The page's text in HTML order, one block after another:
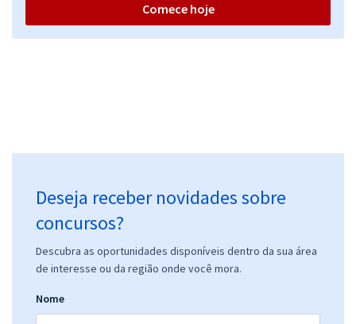
Comece hoje
Deseja receber novidades sobre
concursos?
Descubra as oportunidades disponíveis dentro da sua área
de interesse ou da região onde você mora.
Nome